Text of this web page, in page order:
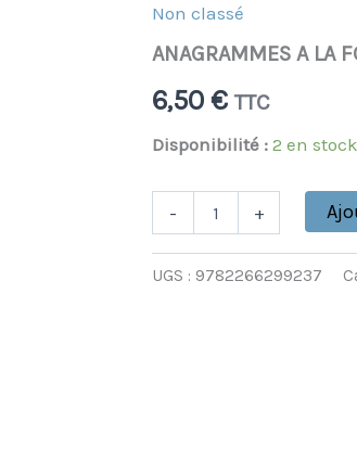
Non classé
ANAGRAMMES A LA
6,50 € TTC
Disponibilité : 2 en stock
-
ANAGRAMMES
LA
(TESSON/PERRY-
+
UGS : 9782266299237